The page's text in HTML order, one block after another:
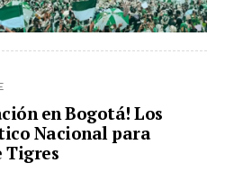
en Bogotá! Los
Nacional para
Tigres